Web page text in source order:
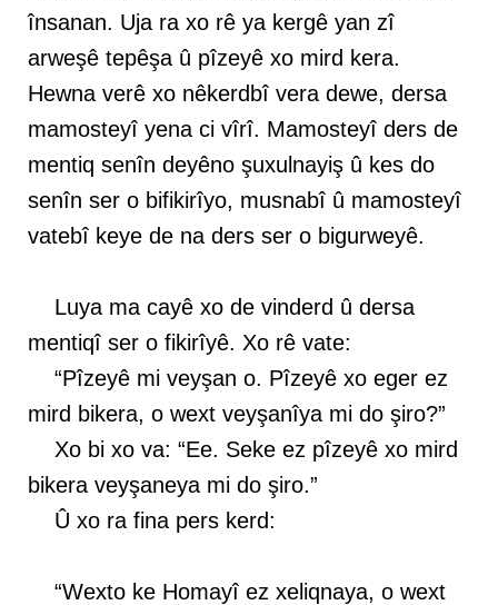
însanan. Uja ra xo rê ya kergê yan zî
arweşê tepêşa û pîzeyê xo mird kera.
Hewna verê xo nêkerdbî vera dewe, dersa
mamosteyî yena ci vîrî. Mamosteyî ders de
mentiq senîn deyêno şuxulnayiş û kes do
senîn ser o bifikirîyo, musnabî û mamosteyî
vatebî keye de na ders ser o bigurweyê.
Luya ma cayê xo de vinderd û dersa
mentiqî ser o fikirîyê. Xo rê vate:
“Pîzeyê mi veyşan o. Pîzeyê xo eger ez
mird bikera, o wext veyşanîya mi do şiro?”
Xo bi xo va: “Ee. Seke ez pîzeyê xo mird
bikera veyşaneya mi do şiro.”
Û xo ra fina pers kerd:
“Wexto ke Homayî ez xeliqnaya, o wext